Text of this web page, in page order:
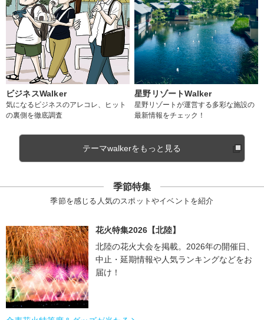
ビジネスWalker
気になるビジネスのアレコレ、ヒット
の裏側を徹底調査
星野リゾートWalker
星野リゾートが運営する多彩な施設の
最新情報をチェック！
テーマwalkerをもっと見る
季節特集
季節を感じる人気のスポットやイベントを紹介
花火特集2026【北陸】
北陸の花火大会を掲載。2026年の開催日、
中止・延期情報や人気ランキングなどをお
届け！